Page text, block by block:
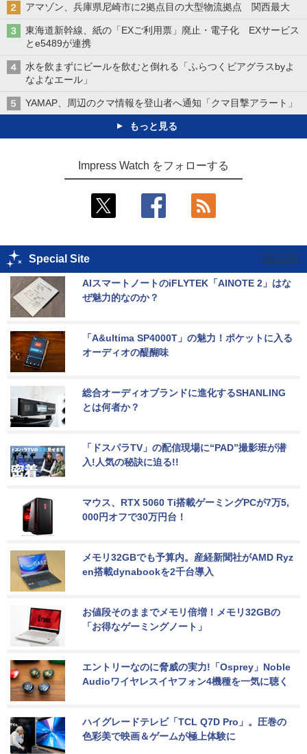
アマゾン、兵庫県尼崎市に2拠点目の大型物流拠点 関西最大
東海道新幹線、紙の「EXご利用票」廃止・電子化 EXサービス
とe5489が連携
水を飲まずにビールを飲むと倒れる「ふらつくビアグラスbyよ
なよなエール」
YAMAP、周辺のクマ情報を登山者へ通知「クマ目撃アラート」
もっと見る
Impress Watch をフォローする
Special Site
AIスマートノートのiFLYTEK「AINOTE 2」はな
ぜ魅力的なのか？
「A&ultima SP4000T」の魅力！ポケットに入る
オーディオの醍醐味
総合オーディオブランドに進化するSHANLING
とは何者か？
「ドスパラTV」の配信現場に“PAD”撮影班が潜
入!人気の秘訣に迫る!!
マウス、RTX 5060 Ti搭載ゲーミングPCが7万5,
000円オフで30万円台！
メモリ32GBでも予算内。産経新聞社がAMD Ryz
en搭載dynabookを2千台導入
お値段そのままでメモリ倍増！メモリ32GBの
「お得なゲーミングノート」
エントリーなのに脅威の実力!「Osprey」Noble
Audioワイヤレスイヤフォン4機種を一気に聴く
ハイグレードテレビ「TCL Q7D Pro」。圧巻の
色彩美で映画＆ゲームが極上体験に